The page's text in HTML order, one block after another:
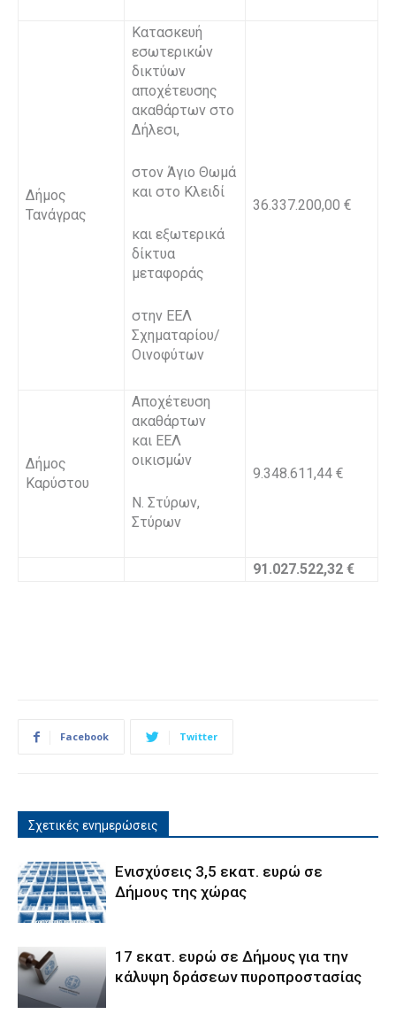
Δήμος
Τανάγρας
Κατασκευή
εσωτερικών
δικτύων
αποχέτευσης
ακαθάρτων στο
Δήλεσι,
στον Άγιο Θωμά
και στο Κλειδί
και εξωτερικά
δίκτυα
μεταφοράς
στην ΕΕΛ
Σχηματαρίου/
Οινοφύτων
36.337.200,00 €
Δήμος
Καρύστου
Αποχέτευση
ακαθάρτων
και ΕΕΛ
οικισμών
Ν. Στύρων,
Στύρων
9.348.611,44 €
91.027.522,32 €
Facebook Twitter
Σχετικές ενημερώσεις
Ενισχύσεις 3,5 εκατ. ευρώ σε
Δήμους της χώρας
17 εκατ. ευρώ σε Δήμους για την
κάλυψη δράσεων πυροπροστασίας